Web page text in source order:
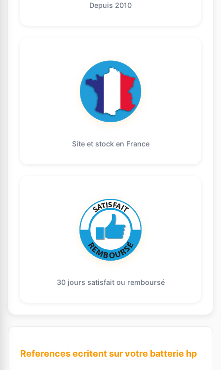
Depuis 2010
Site et stock en France
30 jours satisfait ou remboursé
References ecritent sur votre batterie hp